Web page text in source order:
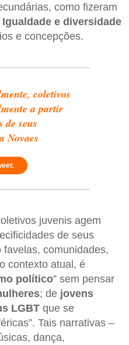
como fizeram
Igualdade e diversidade
e concepções.
coletivos
a partir
de seus
Novaes
juvenis agem
de seus
comunidades,
contexto atual, é
político” sem pensar
; de jovens
LGBT que se
Tais narrativas –
dança,